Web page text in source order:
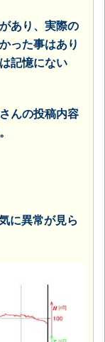
あり、実際の
った事はあり
記憶にない
んの投稿内容
に異常が見ら